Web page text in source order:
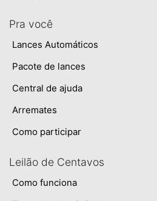
Pra você
Lances Automáticos
Pacote de lances
Central de ajuda
Arremates
Como participar
Leilão de Centavos
Como funciona